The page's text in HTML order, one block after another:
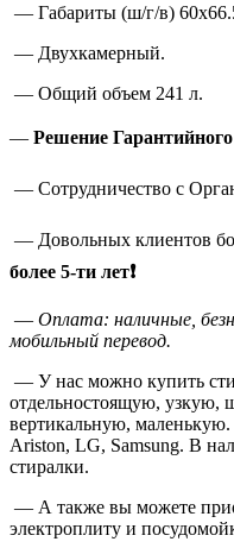
— Габариты (ш/г/в)
— Двухкамерный.
— Общий объем 241 л.
— Решение Гарантийного
— Сотрудничество с
— Довольных клиентов
более 5-ти лет❗
— Оплата: наличные,
мобильный перевод.
— У нас можно купить
отдельностоящую, узкую,
вертикальную,
Ariston, LG, Samsung. В
стиралки.
— А также вы можете
электроплиту и